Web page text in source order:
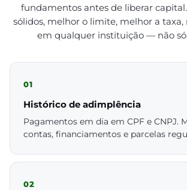
fundamentos antes de liberar
sólidos, melhor o limite, melhor a
em qualquer instituição — não só
01
Histórico de adimplência
Pagamentos em dia em CPF e CNPJ.
contas, financiamentos e parcelas
02